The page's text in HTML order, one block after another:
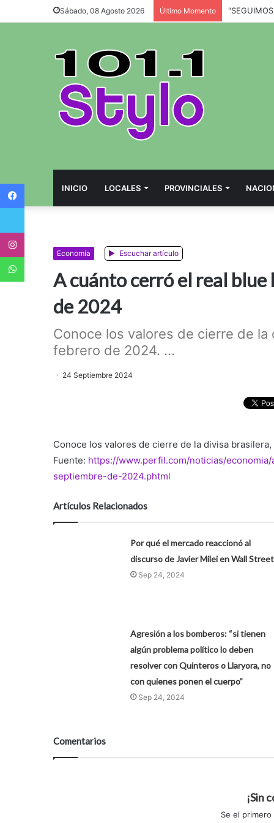
Sábado, 08 Agosto 2026 Último Momento
INICIO LOCALES PROVINCIALES
Economía Escuchar artículo
A cuánto cerró el real
de 2024
Conoce los valores de cierre de
febrero de 2024. ...
24 Septiembre 2024
Conoce los valores de cierre de la divisa
Fuente: https://www.perfil.com/noticias/
septiembre-de-2024.phtml
Artículos Relacionados
Por qué el mercado reaccionó al
discurso de Javier Milei en Wall Street
Sep 24, 2024
Agresión a los bomberos: “si tienen
algún problema político lo deben
resolver con Quinteros o Llaryora, no
con quienes ponen el cuerpo”
Sep 24, 2024
Comentarios
¡Sin
Se el
Twitter
WhatsApp